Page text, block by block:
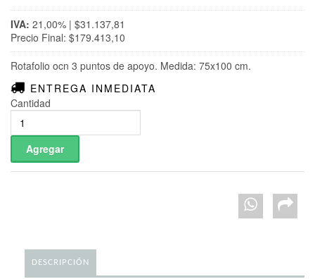
IVA: 21,00% | $31.137,81
Precio Final: $179.413,10
Rotafolio ocn 3 puntos de apoyo. Medida: 75x100 cm.
ENTREGA INMEDIATA
Cantidad
DESCRIPCIÓN